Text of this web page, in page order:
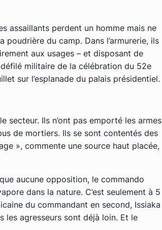
assaillants perdent un homme mais ne
du camp. Dans l’armurerie, ils
aux usages – et disposant de
militaire de la célébration du 52e
sur l’esplanade du palais présidentiel.
secteur. Ils n’ont pas emporté les armes
de mortiers. Ils se sont contentés des
», commente une source haut placée,
aucune opposition, le commando
dans la nature. C’est seulement à 5
du commandant en second, Issiaka
les agresseurs sont déjà loin. Et le